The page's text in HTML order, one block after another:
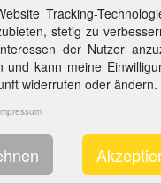
Tracking-
stetig zu
der Nutzer
und kann meine
widerrufen oder ändern.